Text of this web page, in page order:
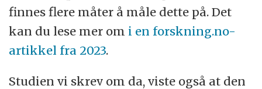
finnes flere måter å måle dette på. Det
kan du lese mer om i en forskning.no-
artikkel fra 2023.
Studien vi skrev om da, viste også at den